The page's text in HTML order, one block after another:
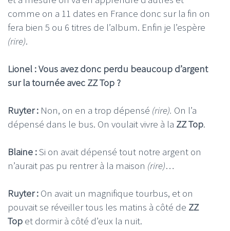
comme on a 11 dates en France donc sur la fin on
fera bien 5 ou 6 titres de l’album. Enfin je l’espère
(rire).
Lionel : Vous avez donc perdu beaucoup d’argent
sur la tournée avec ZZ Top ?
Ruyter : Non, on en a trop dépensé (rire). On l’a
dépensé dans le bus. On voulait vivre à la ZZ Top.
Blaine :Si on avait dépensé tout notre argent on
n’aurait pas pu rentrer à la maison (rire)…
Ruyter : On avait un magnifique tourbus, et on
pouvait se réveiller tous les matins à côté de ZZ
Top et dormir à côté d’eux la nuit.